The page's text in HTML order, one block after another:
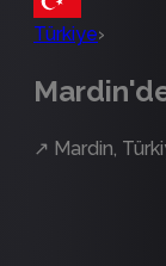
Türkiye›
↗ Mardin,